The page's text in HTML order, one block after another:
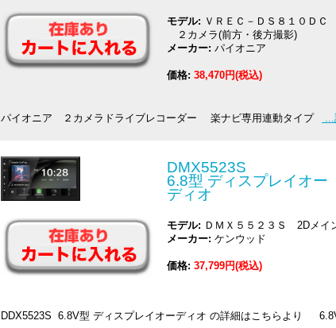
モデル: ＶＲＥＣ－ＤＳ８１０ＤＣ
２カメラ(前方・後方撮影)
メーカー: パイオニア
価格: 38,470円(税込)
パイオニア ２カメラドライブレコーダー 楽ナビ専用連動タイプ ...
DMX5523S
6.8型 ディスプレイオー
ディオ
モデル: ＤＭＸ５５２３Ｓ 2Dメイ
メーカー: ケンウッド
価格: 37,799円(税込)
DDX5523S 6.8V型 ディスプレイオーディオ の詳細はこちらより